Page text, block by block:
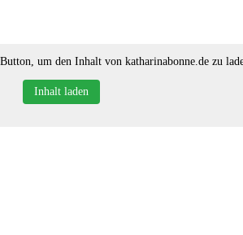
um den Inhalt von katharinabonne.de zu
Inhalt laden